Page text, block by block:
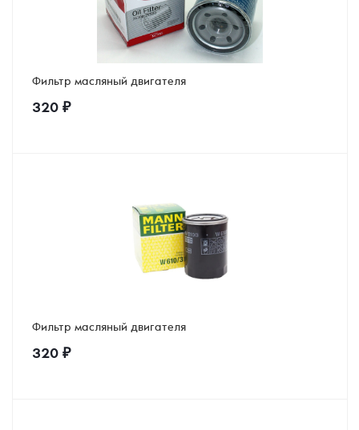
Фильтр масляный двигателя
320 ₽
Фильтр масляный двигателя
320 ₽